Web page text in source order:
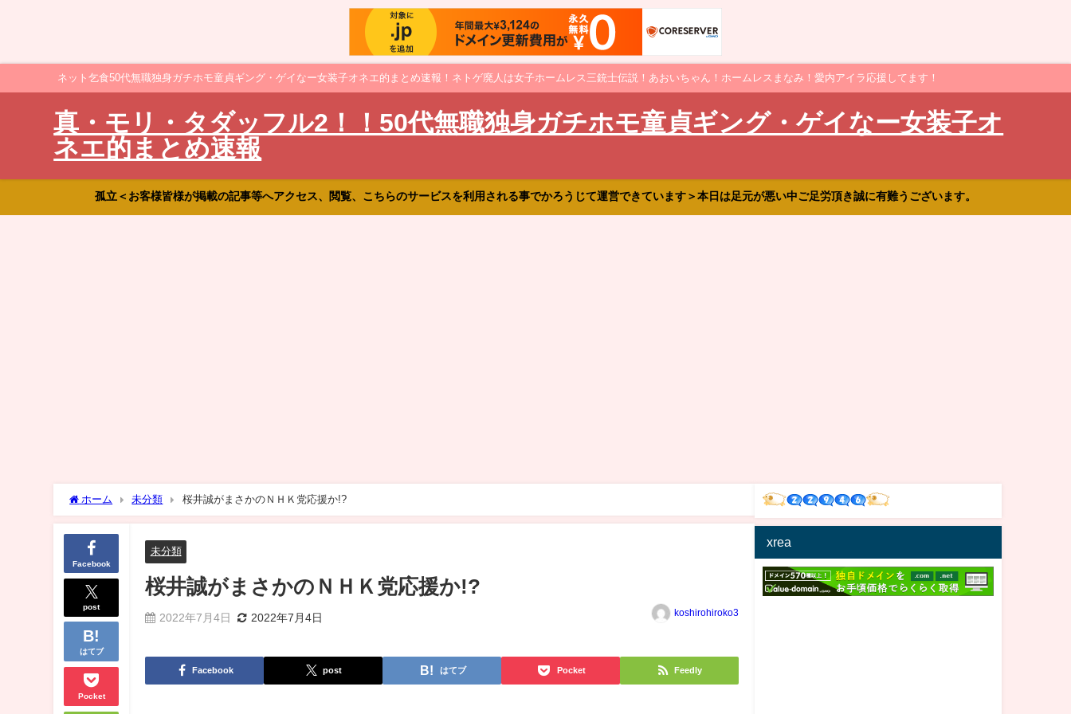
ネット乞食50代無職独身ガチホモ童貞ギング・ゲイなー女装子オネエ的まとめ速報！ネトゲ廃人は女子ホームレス三銃士伝説！あおいちゃん！ホームレスまなみ！愛内アイラ応援してます！
真・モリ・タダッフル2！！50代無職独身ガチホモ童貞ギング・ゲイなー女装子オ
ネエ的まとめ速報
孤立＜お客様皆様が掲載の記事等へアクセス、閲覧、こちらのサービスを利用される事でかろうじて運営できています＞本日は足元が悪い中ご足労頂き誠に有難うございます。
ホーム 未分類 桜井誠がまさかのＮＨＫ党応援か!?
Facebook
post
はてブ
Pocket
未分類
桜井誠がまさかのＮＨＫ党応援か!?
2022年7月4日 2022年7月4日 koshirohiroko3
Facebook post はてブ Pocket Feedly
xrea